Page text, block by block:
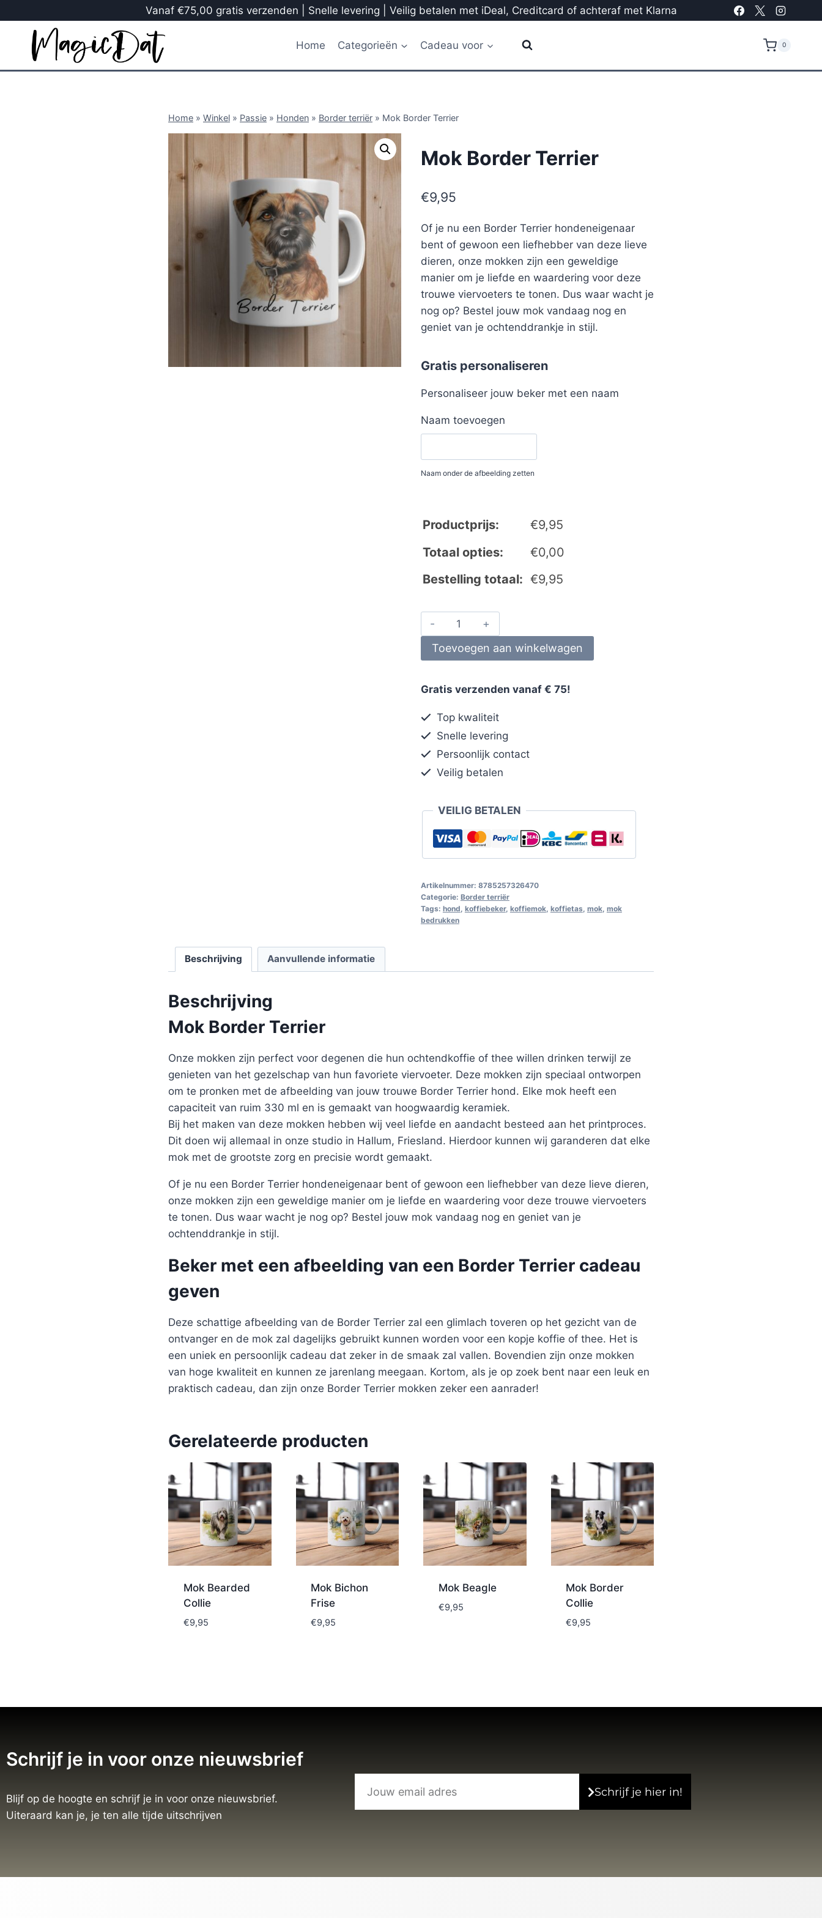
Vanaf €75,00 gratis verzenden | Snelle levering | Veilig betalen met iDeal, Creditcard of achteraf met Klarna
Home Categorieën Cadeau voor 0
Home » Winkel » Passie » Honden » Border terriër » Mok Border Terrier
Mok Border Terrier
€9,95
Of je nu een Border Terrier hondeneigenaar
bent of gewoon een liefhebber van deze lieve
dieren, onze mokken zijn een geweldige
manier om je liefde en waardering voor deze
trouwe viervoeters te tonen. Dus waar wacht je
nog op? Bestel jouw mok vandaag nog en
geniet van je ochtenddrankje in stijl.
Gratis personaliseren
Personaliseer jouw beker met een naam
Naam toevoegen
Naam onder de afbeelding zetten
Productprijs: €9,95
Totaal opties:
€0,00
Bestelling totaal: €9,95
Toevoegen aan winkelwagen
Gratis verzenden vanaf € 75!
Top kwaliteit
Snelle levering
Persoonlijk contact
Veilig betalen
VEILIG BETALEN
Artikelnummer: 8785257326470
Categorie: Border terriër
Tags: hond koffiebeker, koffiemok, koffietas mok, mok
bedrukken
Beschrijving Aanvullende informatie
Beschrijving
Mok Border Terrier
Onze mokken zijn perfect voor degenen die hun ochtendkoffie of thee willen drinken terwijl ze
genieten van het gezelschap van hun favoriete viervoeter. Deze mokken zijn speciaal ontworpen
om te pronken met de afbeelding van jouw trouwe Border Terrier hond. Elke mok heeft een
capaciteit van ruim 330 ml en is gemaakt van hoogwaardig keramiek.
Bij het maken van deze mokken hebben wij veel liefde en aandacht besteed aan het printproces.
Dit doen wij allemaal in onze studio in Hallum, Friesland. Hierdoor kunnen wij garanderen dat elke
mok met de grootste zorg en precisie wordt gemaakt.
Of je nu een Border Terrier hondeneigenaar bent of gewoon een liefhebber van deze lieve dieren,
onze mokken zijn een geweldige manier om je liefde en waardering voor deze trouwe viervoeters
te tonen. Dus waar wacht je nog op? Bestel jouw mok vandaag nog en geniet van je
ochtenddrankje in stijl.
Beker met een afbeelding van een Border Terrier cadeau
geven
Deze schattige afbeelding van de Border Terrier zal een glimlach toveren op het gezicht van de
ontvanger en de mok zal dagelijks gebruikt kunnen worden voor een kopje koffie of thee. Het is
een uniek en persoonlijk cadeau dat zeker in de smaak zal vallen. Bovendien zijn onze mokken
van hoge kwaliteit en kunnen ze jarenlang meegaan. Kortom, als je op zoek bent naar een leuk en
praktisch cadeau, dan zijn onze Border Terrier mokken zeker een aanrader!
Gerelateerde producten
Mok Bearded
Collie
€9,95
Mok Bichon
Frise
€9,95
Mok Beagle
€9,95
Mok Border
Collie
€9,95
Schrijf je in voor onze nieuwsbrief
Blijf op de hoogte en schrijf je in voor onze nieuwsbrief.
Uiteraard kan je, je ten alle tijde uitschrijven
Schrijf je hier in!